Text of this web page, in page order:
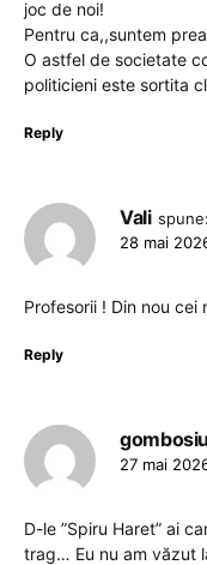
joc de noi!
Pentru ca,,suntem
O astfel de societate
politicieni este sortita
Reply
Vali spune:
28 mai
Profesorii ! Din nou
Reply
gombosiu
27 mai
D-le ”Spiru Haret” ai
trag… Eu nu am văzut